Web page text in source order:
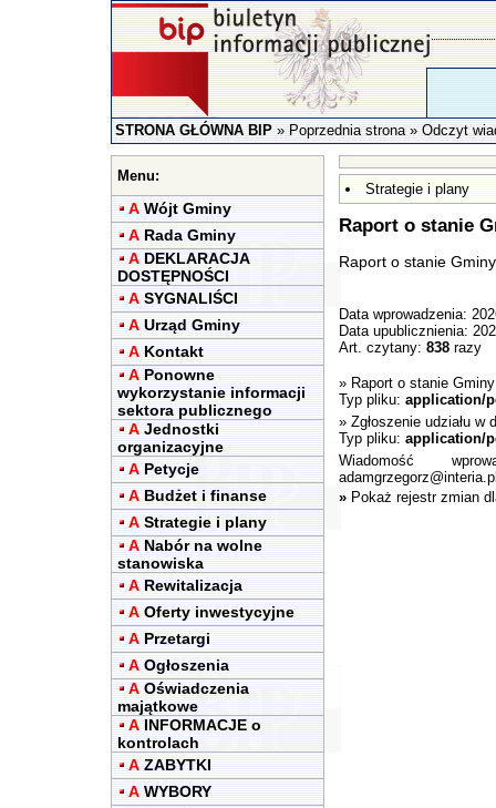
STRONA GŁÓWNA BIP»Poprzednia strona» Odczyt
Menu:
A Wójt Gminy
A Rada Gminy
A DEKLARACJA
DOSTĘPNOŚCI
A SYGNALIŚCI
A Urząd Gminy
A Kontakt
A Ponowne
wykorzystanie informacji
sektora publicznego
A Jednostki
organizacyjne
A Petycje
A Budżet i finanse
A Strategie i plany
A Nabór na wolne
stanowiska
A Rewitalizacja
A Oferty inwestycyjne
A Przetargi
A Ogłoszenia
A Oświadczenia
majątkowe
A INFORMACJE o
kontrolach
A ZABYTKI
A WYBORY
Strategie i plany
Raport o stanie
Raport o stanie
Data wprowadzenia:
Data upublicznienia:
Art. czytany: 838razy
» Raport o stanie
Typ pliku: application/
» Zgłoszenie udziału w
Typ pliku: application/
Wiadomość
» Pokaż rejestr zmian